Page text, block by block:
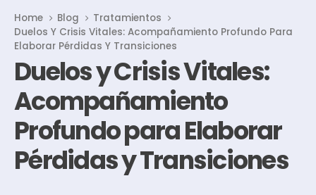
Duelos y Crisis Vitales:
Acompañamiento
Profundo para Elaborar
Pérdidas y Transiciones
Home Blog
Tratamientos
Duelos Y Crisis Vitales: Acompañamiento Profundo Para
Elaborar Pérdidas Y Transiciones